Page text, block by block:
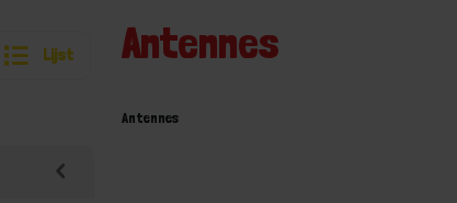
Lijst Antennes
Antennes